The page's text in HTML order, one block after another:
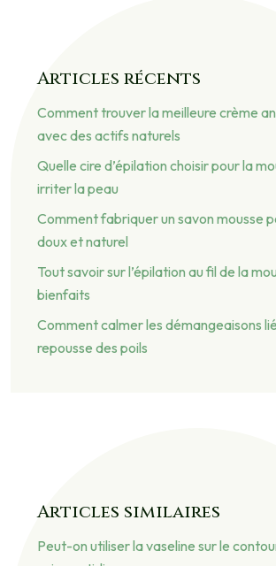
Articles récents
Comment trouver la meilleure crème
avec des actifs naturels
Quelle cire d’épilation choisir pour la
irriter la peau
Comment fabriquer un savon mousse
doux et naturel
Tout savoir sur l’épilation au fil de la
bienfaits
Comment calmer les démangeaisons
repousse des poils
Articles similaires
Peut-on utiliser la vaseline sur le